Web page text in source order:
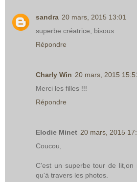
sandra 20 mars, 2015 13:01
superbe créatrice, bisous
Répondre
Charly Win 20 mars, 2015
Merci les filles !!!
Répondre
Elodie Minet 20 mars, 2015
Coucou,
C'est un superbe tour de lit,on
qu'à travers les photos.